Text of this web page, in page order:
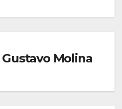
Gustavo Molina